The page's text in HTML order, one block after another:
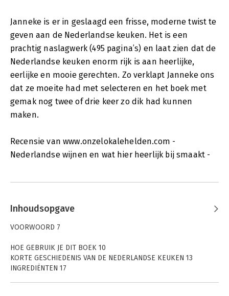
Janneke is er in geslaagd een frisse, moderne twist te
geven aan de Nederlandse keuken. Het is een
prachtig naslagwerk (495 pagina’s) en laat zien dat de
Nederlandse keuken enorm rijk is aan heerlijke,
eerlijke en mooie gerechten. Zo verklapt Janneke ons
dat ze moeite had met selecteren en het boek met
gemak nog twee of drie keer zo dik had kunnen
maken.
Recensie van www.onzelokalehelden.com -
Nederlandse wijnen en wat hier heerlijk bij smaakt -
Inhoudsopgave
VOORWOORD 7
HOE GEBRUIK JE DIT BOEK 10
KORTE GESCHIEDENIS VAN DE NEDERLANDSE KEUKEN 13
INGREDIËNTEN 17